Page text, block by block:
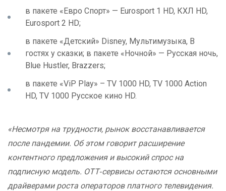
в пакете «Евро Спорт» — Eurosport 1 HD, КХЛ HD,
Eurosport 2 HD;
в пакете «Детский» Disney, Мультимузыка, В
гостях у сказки; в пакете «Ночной» — Русская ночь,
Blue Hustler, Brazzers;
в пакете «ViP Play» – TV 1000 HD, TV 1000 Action
HD, TV 1000 Русское кино HD.
«Несмотря на трудности, рынок восстанавливается
после пандемии. Об этом говорит расширение
контентного предложения и высокий спрос на
подписную модель. ОТТ‑сервисы остаются основными
драйверами роста операторов платного телевидения.